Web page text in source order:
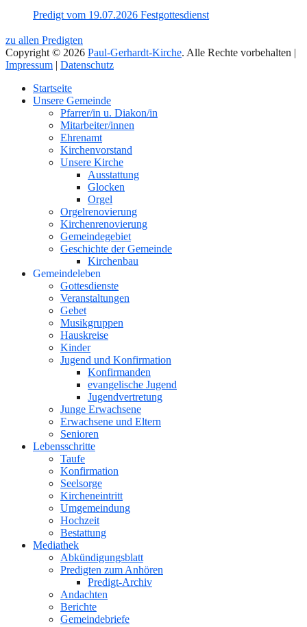
Predigt vom 19.07.2026 Festgottesdienst
zu allen Predigten
Copyright © 2026 Paul-Gerhardt-Kirche. Alle Rechte vorbehalten |
Impressum | Datenschutz
oben
Startseite
Unsere Gemeinde
Pfarrer/in u. Diakon/in
Mitarbeiter/innen
Ehrenamt
Kirchenvorstand
Unsere Kirche
Ausstattung
Glocken
Orgel
Orgelrenovierung
Kirchenrenovierung
Gemeindegebiet
Geschichte der Gemeinde
Kirchenbau
Gemeindeleben
Gottesdienste
Veranstaltungen
Gebet
Musikgruppen
Hauskreise
Kinder
Jugend und Konfirmation
Konfirmanden
evangelische Jugend
Jugendvertretung
Junge Erwachsene
Erwachsene und Eltern
Senioren
Lebensschritte
Taufe
Konfirmation
Seelsorge
Kircheneintritt
Umgemeindung
Hochzeit
Bestattung
Mediathek
Abkündigungsblatt
Predigten zum Anhören
Predigt-Archiv
Andachten
Berichte
Gemeindebriefe